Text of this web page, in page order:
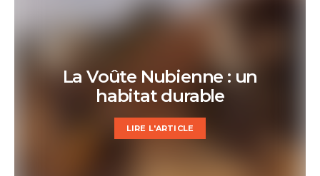
La Voûte Nubienne : un
habitat durable
LIRE L'ARTICLE